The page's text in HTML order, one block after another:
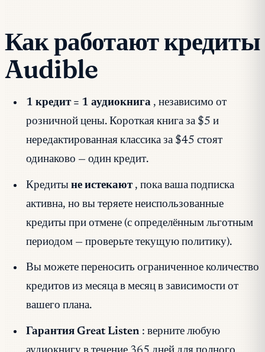
Как работают кредиты
Audible
1 кредит = 1 аудиокнига , независимо от
розничной цены. Короткая книга за $5 и
нередактированная классика за $45 стоят
одинаково — один кредит.
Кредиты не истекают , пока ваша подписка
активна, но вы теряете неиспользованные
кредиты при отмене (с определённым льготным
периодом — проверьте текущую политику).
Вы можете переносить ограниченное количество
кредитов из месяца в месяц в зависимости от
вашего плана.
Гарантия Great Listen : верните любую